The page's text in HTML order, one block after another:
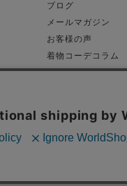
ブログ
メールマガジン
お客様の声
着物コーデコラム